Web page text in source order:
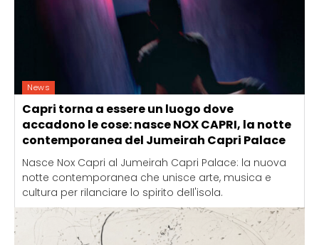
News
Capri torna a essere un luogo dove
accadono le cose: nasce NOX CAPRI, la notte
contemporanea del Jumeirah Capri Palace
Nasce Nox Capri al Jumeirah Capri Palace: la nuova
notte contemporanea che unisce arte, musica e
cultura per rilanciare lo spirito dell'isola.